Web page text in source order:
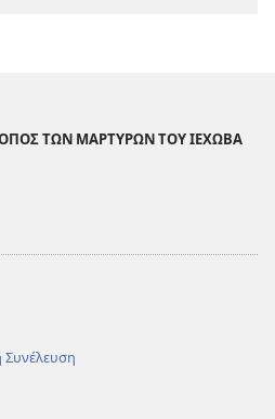
ΤΩΝ ΜΑΡΤΥΡΩΝ ΤΟΥ ΙΕΧΩΒΑ
Συνέλευση